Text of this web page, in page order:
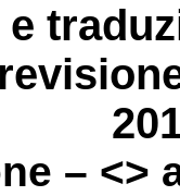
– <>